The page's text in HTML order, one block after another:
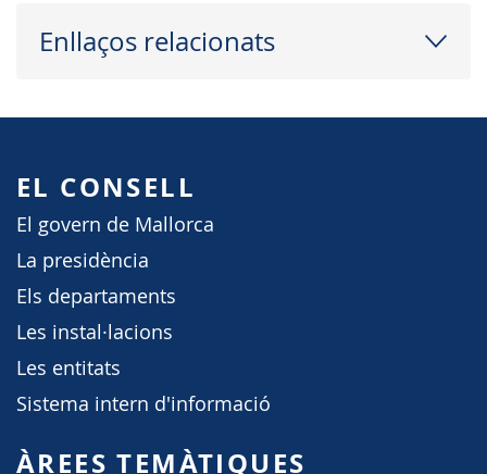
Enllaços relacionats
EL CONSELL
El govern de Mallorca
La presidència
Els departaments
Les instal·lacions
Les entitats
Sistema intern d'informació
ÀREES TEMÀTIQUES